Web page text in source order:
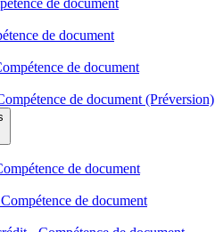
de document
de document
de document
de document (Préversion)
de document
de document